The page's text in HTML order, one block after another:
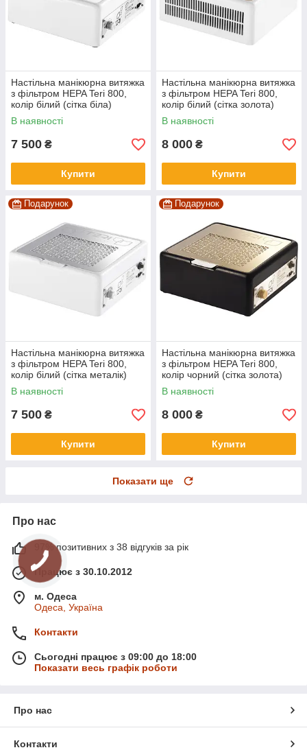
Настільна манікюрна витяжка
з фільтром HEPA Teri 800,
колір білий (сітка біла)
В наявності
7 500 ₴
Купити
Настільна манікюрна витяжка
з фільтром HEPA Teri 800,
колір білий (сітка золота)
В наявності
8 000 ₴
Купити
Подарунок
Настільна манікюрна витяжка
з фільтром HEPA Teri 800,
колір білий (сітка металік)
В наявності
7 500 ₴
Купити
Подарунок
Настільна манікюрна витяжка
з фільтром HEPA Teri 800,
колір чорний (сітка золота)
В наявності
8 000 ₴
Купити
Показати ще
Про нас
97% позитивних з 38 відгуків за рік
Працює з 30.10.2012
м. Одеса
Одеса, Україна
Контакти
Сьогодні працює з 09:00 до 18:00
Показати весь графік роботи
Про нас
Контакти